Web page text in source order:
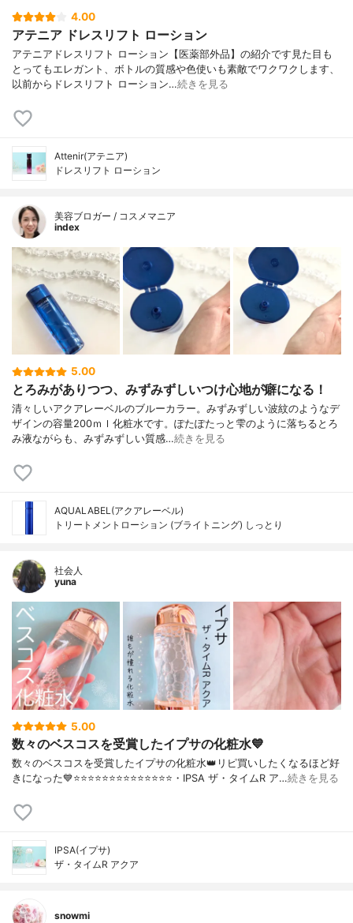
4.00
アテニア ドレスリフト ローション
アテニアドレスリフト ローション【医薬部外品】の紹介です見た目も
とってもエレガント、ボトルの質感や色使いも素敵でワクワクします、
以前からドレスリフト ローション…続きを見る
Attenir(アテニア)
ドレスリフト ローション
美容ブロガー / コスメマニア
index
5.00
とろみがありつつ、みずみずしいつけ心地が癖になる！
清々しいアクアレーベルのブルーカラー。みずみずしい波紋のようなデ
ザインの容量200ｍｌ化粧水です。ぽたぽたっと雫のように落ちるとろ
み液ながらも、みずみずしい質感…続きを見る
AQUALABEL(アクアレーベル)
トリートメントローション (ブライトニング) しっとり
社会人
yuna
5.00
数々のベスコスを受賞したイプサの化粧水💙
数々のベスコスを受賞したイプサの化粧水👑リピ買いしたくなるほど好
きになった💙⭐️⭐️⭐️⭐️⭐️⭐️⭐️⭐️⭐️⭐️⭐️⭐️⭐️⭐️・IPSA ザ・タイムR ア…続きを見る
IPSA(イプサ)
ザ・タイムR アクア
snowmi